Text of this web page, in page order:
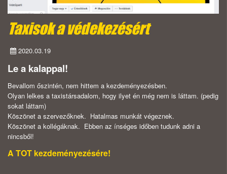
Taxisok a védekezésért
2020.03.19
Le a kalappal!
Bevallom őszintén, nem hittem a kezdeményezésben.
Olyan lelkes a taxistársadalom, hogy ilyet én még nem is láttam. (pedig
sokat láttam)
Köszönet a szervezőknek. Hatalmas munkát végeznek.
Köszönet a kollégáknak. Ebben az ínséges időben tudunk adni a
nincsből!
A TOT kezdeményezésére!